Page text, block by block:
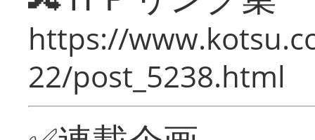
https://
22/post_5238.html